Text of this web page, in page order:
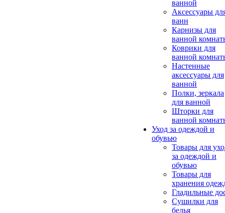
ванной
Аксессуары
ванн
Карнизы для
ванной
Коврики для
ванной
Настенные
аксессуары для
ванной
Полки, зеркала
для ванной
Шторки для
ванной
Уход за одеждой и
обувью
Товары для
за одеждой и
обувью
Товары для
хранения
Гладильные
Сушилки для
белья